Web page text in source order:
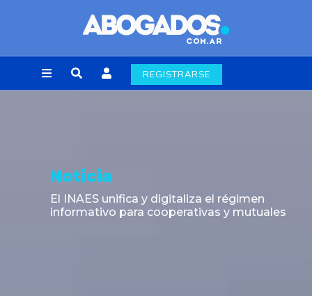
REGISTRARSE
Noticia
El INAES unifica y digitaliza el régimen
informativo para cooperativas y mutuales